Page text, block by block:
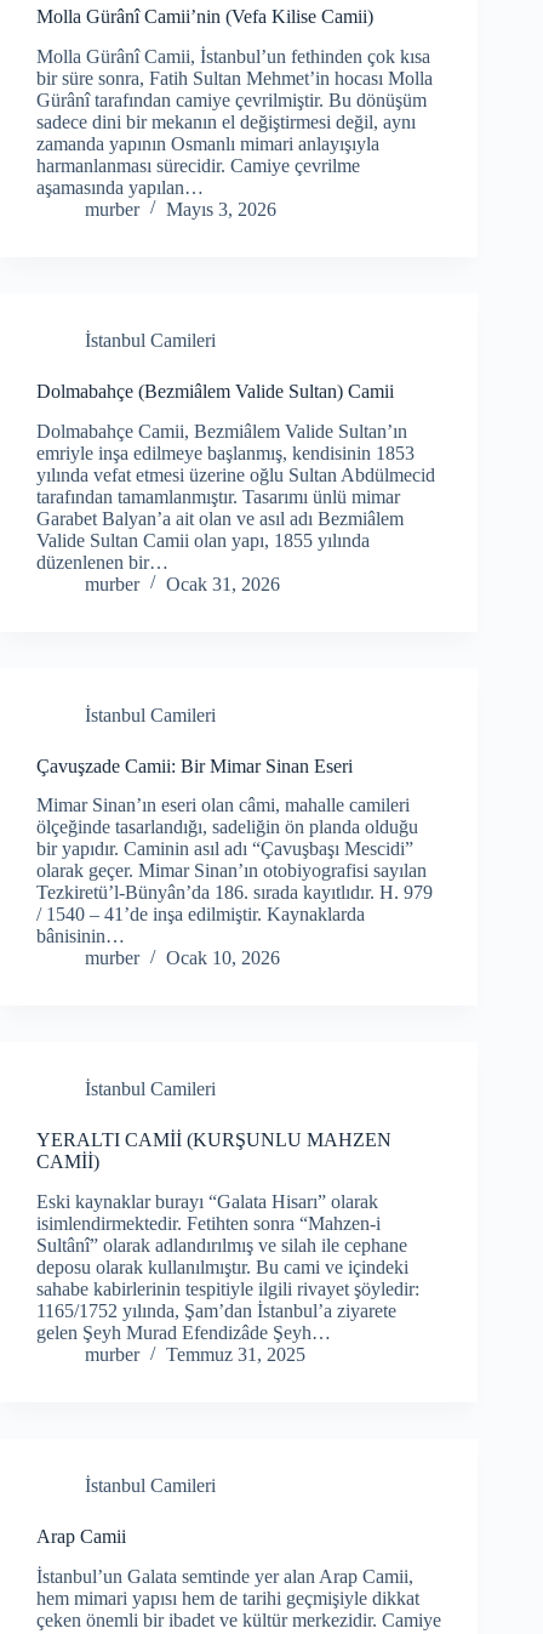
Molla Gürânî Camii’nin (Vefa Kilise Camii)
Molla Gürânî Camii, İstanbul’un fethinden çok kısa
bir süre sonra, Fatih Sultan Mehmet’in hocası Molla
Gürânî tarafından camiye çevrilmiştir. Bu dönüşüm
sadece dini bir mekanın el değiştirmesi değil, aynı
zamanda yapının Osmanlı mimari anlayışıyla
harmanlanması sürecidir. Camiye çevrilme
aşamasında yapılan…
murber
Mayıs 3, 2026
İstanbul Camileri
Dolmabahçe (Bezmiâlem Valide Sultan) Camii
Dolmabahçe Camii, Bezmiâlem Valide Sultan’ın
emriyle inşa edilmeye başlanmış, kendisinin 1853
yılında vefat etmesi üzerine oğlu Sultan Abdülmecid
tarafından tamamlanmıştır. Tasarımı ünlü mimar
Garabet Balyan’a ait olan ve asıl adı Bezmiâlem
Valide Sultan Camii olan yapı, 1855 yılında
düzenlenen bir…
murber
Ocak 31, 2026
İstanbul Camileri
Çavuşzade Camii: Bir Mimar Sinan Eseri
Mimar Sinan’ın eseri olan câmi, mahalle camileri
ölçeğinde tasarlandığı, sadeliğin ön planda olduğu
bir yapıdır. Caminin asıl adı “Çavuşbaşı Mescidi”
olarak geçer. Mimar Sinan’ın otobiyografisi sayılan
Tezkiretü’l-Bünyân’da 186. sırada kayıtlıdır. H. 979
/ 1540 – 41’de inşa edilmiştir. Kaynaklarda
bânisinin…
murber
Ocak 10, 2026
İstanbul Camileri
YERALTI CAMİİ (KURŞUNLU MAHZEN
CAMİİ)
Eski kaynaklar burayı “Galata Hisarı” olarak
isimlendirmektedir. Fetihten sonra “Mahzen-i
Sultânî” olarak adlandırılmış ve silah ile cephane
deposu olarak kullanılmıştır. Bu cami ve içindeki
sahabe kabirlerinin tespitiyle ilgili rivayet şöyledir:
1165/1752 yılında, Şam’dan İstanbul’a ziyarete
gelen Şeyh Murad Efendizâde Şeyh…
murber
Temmuz 31, 2025
İstanbul Camileri
Arap Camii
İstanbul’un Galata semtinde yer alan Arap Camii,
hem mimari yapısı hem de tarihi geçmişiyle dikkat
çeken önemli bir ibadet ve kültür merkezidir. Camiye